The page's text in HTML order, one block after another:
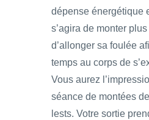
dépense énergétique
s’agira de monter
d’allonger sa foulée
temps au corps de
Vous aurez
séance de montées
lests. Votre sortie